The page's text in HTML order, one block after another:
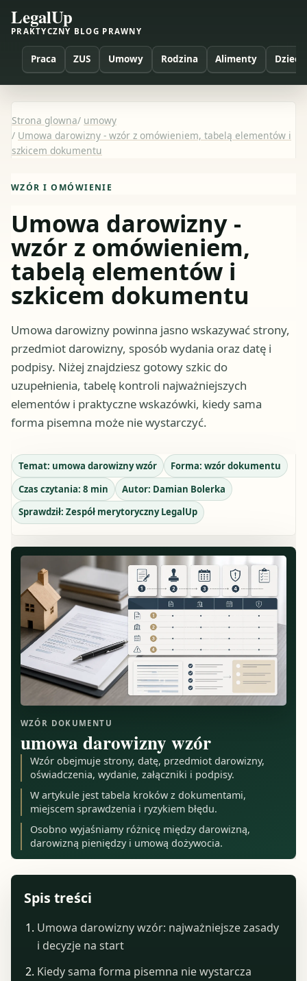
LegalUp
PRAKTYCZNY BLOG PRAWNY
Praca ZUS Umowy Rodzina Alimenty Dzieci
Strona glowna/ umowy
/ Umowa darowizny - wzór z omówieniem, tabelą elementów i
szkicem dokumentu
WZÓR I OMÓWIENIE
Umowa darowizny -
wzór z omówieniem,
tabelą elementów i
szkicem dokumentu
Umowa darowizny powinna jasno wskazywać strony,
przedmiot darowizny, sposób wydania oraz datę i
podpisy. Niżej znajdziesz gotowy szkic do
uzupełnienia, tabelę kontroli najważniejszych
elementów i praktyczne wskazówki, kiedy sama
forma pisemna może nie wystarczyć.
Temat: umowa darowizny wzór Forma: wzór dokumentu
Czas czytania: 8 min Autor: Damian Bolerka
Sprawdził: Zespół merytoryczny LegalUp
WZÓR DOKUMENTU
umowa darowizny wzór
Wzór obejmuje strony, datę, przedmiot darowizny,
oświadczenia, wydanie, załączniki i podpisy.
W artykule jest tabela kroków z dokumentami,
miejscem sprawdzenia i ryzykiem błędu.
Osobno wyjaśniamy różnicę między darowizną,
darowizną pieniędzy i umową dożywocia.
Spis treści
Umowa darowizny wzór: najważniejsze zasady
i decyzje na start
Kiedy sama forma pisemna nie wystarcza